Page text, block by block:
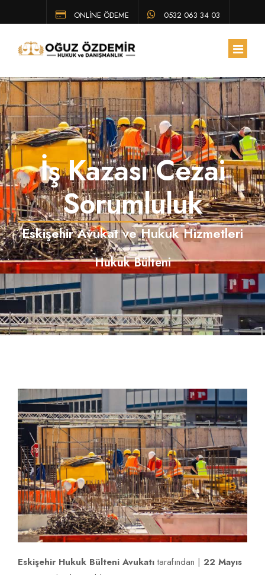
ONLİNE ÖDEME 0532 063 34 03
ANA SAYFA
HAKKIMIZDA
EKIBIMIZ
ÇALIŞMA ALANLARIMIZ
HUKUK BÜLTENI
SSS
İLETIŞIM
İş Kazası Cezai
Sorumluluk
Eskişehir Avukat ve Hukuk Hizmetleri
Hukuk Bülteni
Eskişehir Hukuk Bülteni Avukatıtarafından | 22 Mayıs